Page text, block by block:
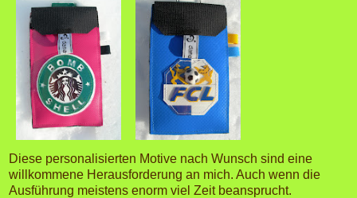
Diese personalisierten Motive nach Wunsch sind eine
willkommene Herausforderung an mich. Auch wenn die
Ausführung meistens enorm viel Zeit beansprucht.